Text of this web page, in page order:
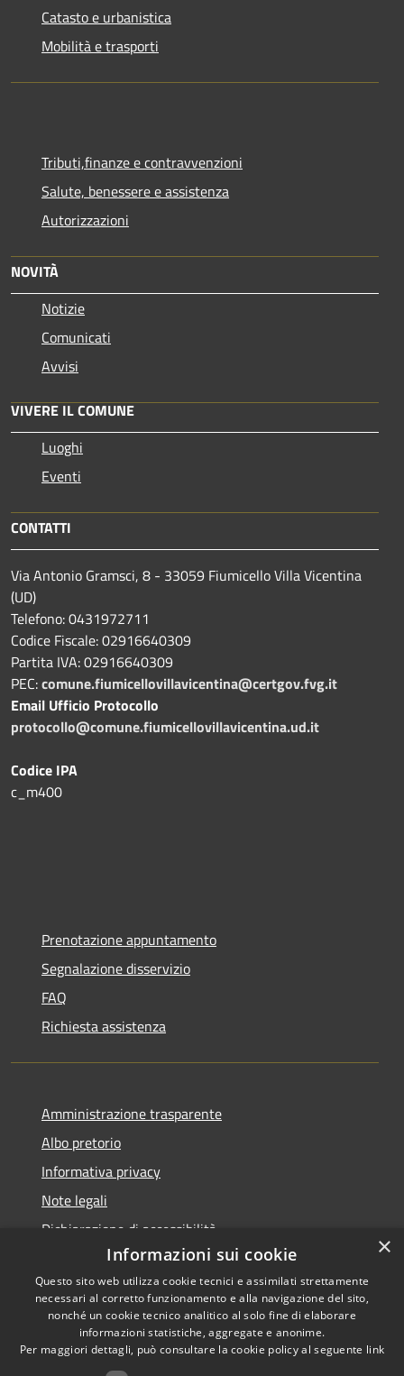
Catasto e urbanistica
Mobilità e trasporti
Tributi,finanze e contravvenzioni
Salute, benessere e assistenza
Autorizzazioni
NOVITÀ
Notizie
Comunicati
Avvisi
VIVERE IL COMUNE
Luoghi
Eventi
CONTATTI
Via Antonio Gramsci, 8 - 33059 Fiumicello Villa Vicentina
(UD)
Telefono: 0431972711
Codice Fiscale: 02916640309
Partita IVA: 02916640309
PEC:comune.fiumicellovillavicentina@certgov.fvg.it
Email Ufficio Protocollo
protocollo@comune.fiumicellovillavicentina.ud.it
Codice IPA
c_m400
Prenotazione appuntamento
Segnalazione disservizio
FAQ
Richiesta assistenza
Amministrazione trasparente
Albo pretorio
Informativa privacy
Note legali
Dichiarazione di accessibilità
Accessibilità
Privacy
Copyright ©
×
Informazioni sui cookie
Questo sito web utilizza cookie tecnici e assimilati strettamente
necessari al corretto funzionamento e alla navigazione del sito,
nonché un cookie tecnico analitico al solo fine di elaborare
informazioni statistiche, aggregate e anonime.
Per maggiori dettagli, può consultare la cookie policy al seguente link